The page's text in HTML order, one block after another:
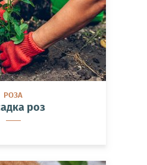
РОЗА
роз